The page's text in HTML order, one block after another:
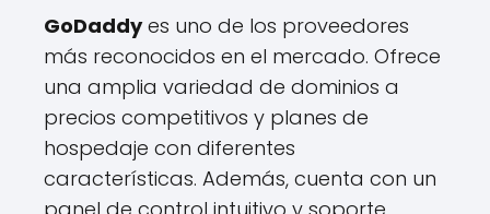
GoDaddyes uno de los proveedores
más reconocidos en el mercado. Ofrece
una amplia variedad de dominios a
precios competitivos y planes de
hospedaje con diferentes
características. Además, cuenta con un